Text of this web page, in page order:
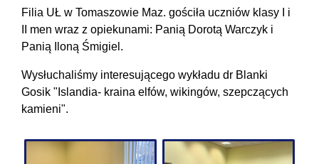
Filia UŁ w Tomaszowie Maz. gościła uczniów klasy I i
II men wraz z opiekunami: Panią Dorotą Warczyk i
Panią Iloną Śmigiel.
Wysłuchaliśmy interesującego wykładu dr Blanki
Gosik "Islandia- kraina elfów, wikingów, szepczących
kamieni".